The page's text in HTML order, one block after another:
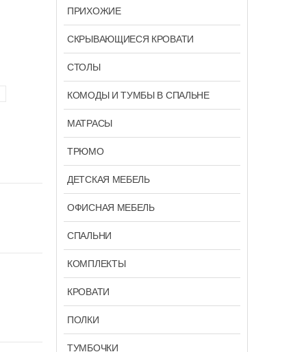
ПРИХОЖИЕ
СКРЫВАЮЩИЕСЯ КРОВАТИ
СТОЛЫ
КОМОДЫ И ТУМБЫ В СПАЛЬНЕ
МАТРАСЫ
ТРЮМО
ДЕТСКАЯ МЕБЕЛЬ
ОФИСНАЯ МЕБЕЛЬ
СПАЛЬНИ
КОМПЛЕКТЫ
КРОВАТИ
ПОЛКИ
ТУМБОЧКИ